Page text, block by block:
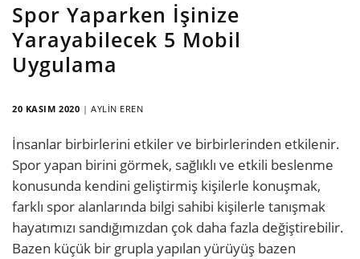
Spor Yaparken İşinize
Yarayabilecek 5 Mobil
Uygulama
20 KASIM 2020 | AYLIN EREN
İnsanlar birbirlerini etkiler ve birbirlerinden etkilenir.
Spor yapan birini görmek, sağlıklı ve etkili beslenme
konusunda kendini geliştirmiş kişilerle konuşmak,
farklı spor alanlarında bilgi sahibi kişilerle tanışmak
hayatımızı sandığımızdan çok daha fazla değiştirebilir.
Bazen küçük bir grupla yapılan yürüyüş bazen